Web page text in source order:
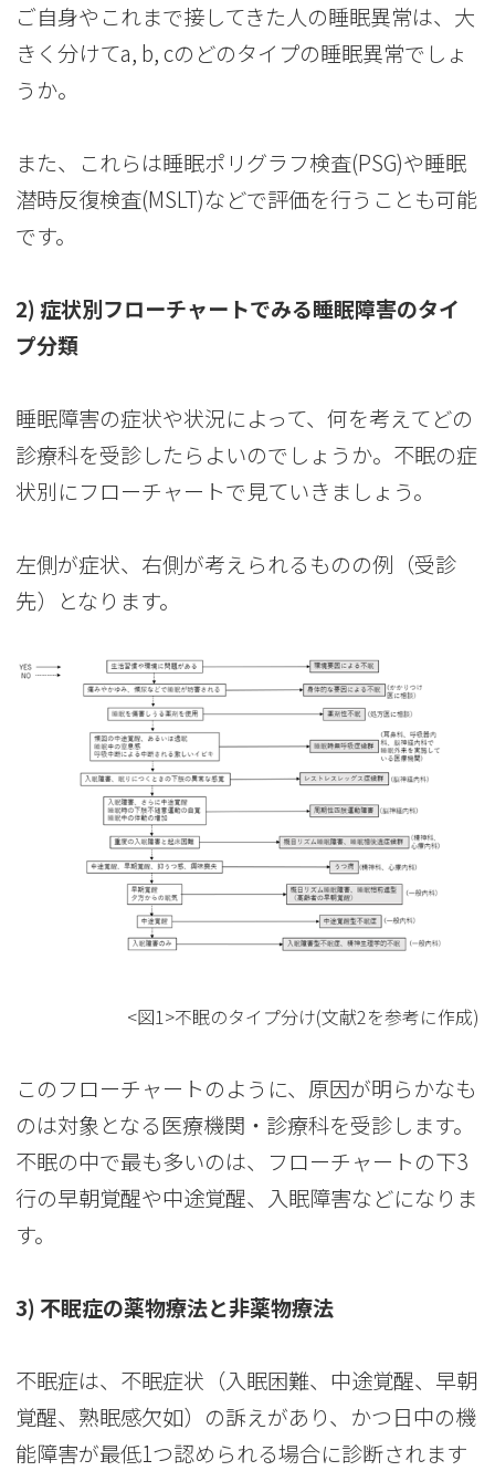
ご自身やこれまで接してきた人の睡眠異常は、大
きく分けてa, b, cのどのタイプの睡眠異常でしょ
うか。
また、これらは睡眠ポリグラフ検査(PSG)や睡眠
潜時反復検査(MSLT)などで評価を行うことも可能
です。
2) 症状別フローチャートでみる睡眠障害のタイ
プ分類
睡眠障害の症状や状況によって、何を考えてどの
診療科を受診したらよいのでしょうか。不眠の症
状別にフローチャートで見ていきましょう。
左側が症状、右側が考えられるものの例（受診
先）となります。
<図1>不眠のタイプ分け(文献2を参考に作成)
このフローチャートのように、原因が明らかなも
のは対象となる医療機関・診療科を受診します。
不眠の中で最も多いのは、フローチャートの下3
行の早朝覚醒や中途覚醒、入眠障害などになりま
す。
3) 不眠症の薬物療法と非薬物療法
不眠症は、不眠症状（入眠困難、中途覚醒、早朝
覚醒、熟眠感欠如）の訴えがあり、かつ日中の機
能障害が最低1つ認められる場合に診断されます